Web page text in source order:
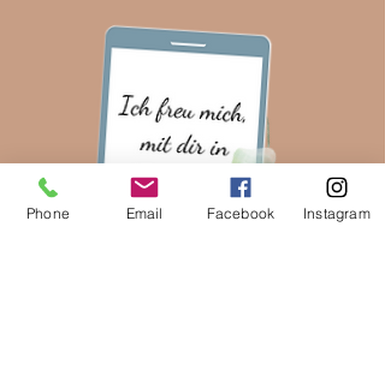
Phone Email Facebook Instagram